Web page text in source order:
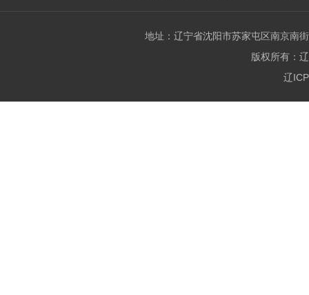
地址：辽宁省沈阳市苏家屯区南京
版权所有：
辽